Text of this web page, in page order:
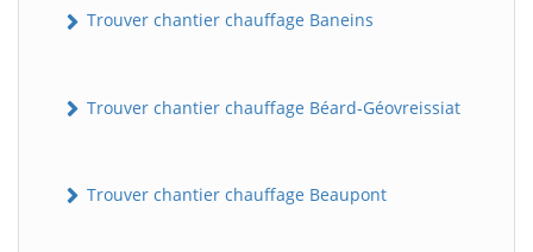
Trouver chantier chauffage Baneins
Trouver chantier chauffage Béard-Géovreissiat
Trouver chantier chauffage Beaupont